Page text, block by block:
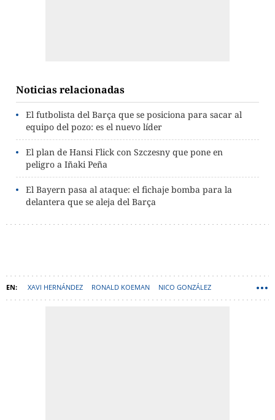
Noticias relacionadas
El futbolista del Barça que se posiciona para sacar al
equipo del pozo: es el nuevo líder
El plan de Hansi Flick con Szczesny que pone en
peligro a Iñaki Peña
El Bayern pasa al ataque: el fichaje bomba para la
delantera que se aleja del Barça
XAVI HERNÁNDEZ RONALD KOEMAN NICO GONZÁLEZ